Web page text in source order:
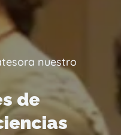
nuestro
de